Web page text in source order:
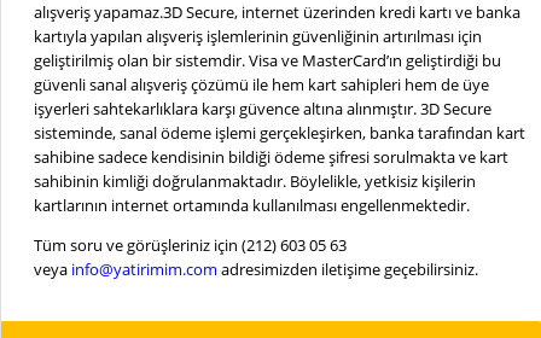
alışveriş yapamaz.3D Secure, internet üzerinden kredi kartı ve banka
kartıyla yapılan alışveriş işlemlerinin güvenliğinin artırılması için
geliştirilmiş olan bir sistemdir. Visa ve MasterCard’ın geliştirdiği bu
güvenli sanal alışveriş çözümü ile hem kart sahipleri hem de üye
işyerleri sahtekarlıklara karşı güvence altına alınmıştır. 3D Secure
sisteminde, sanal ödeme işlemi gerçekleşirken, banka tarafından kart
sahibine sadece kendisinin bildiği ödeme şifresi sorulmakta ve kart
sahibinin kimliği doğrulanmaktadır. Böylelikle, yetkisiz kişilerin
kartlarının internet ortamında kullanılması engellenmektedir.
Tüm soru ve görüşleriniz için (212) 603 05 63
veya info@yatirimim.com adresimizden iletişime geçebilirsiniz.